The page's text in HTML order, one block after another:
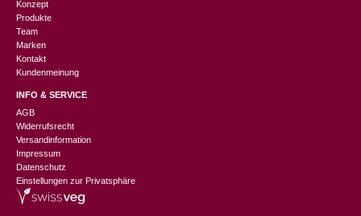
Konzept
Produkte
Team
Marken
Kontakt
Kundenmeinung
INFO & SERVICE
AGB
Widerrufsrecht
Versandinformation
Impressum
Datenschutz
Einstellungen zur Privatsphäre